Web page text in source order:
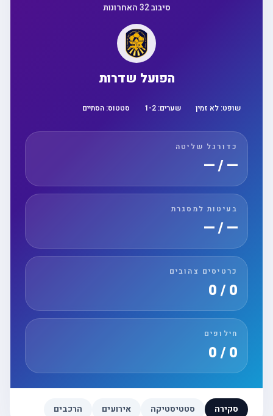
סיבוב 32 האחרונות
הפועל שדרות
שופט:לא זמין שערים: 1 -2 סטטוס:הסתיים
כדורגל שליטה
— / —
בעיטות למסגרת
— / —
כרטיסים צהובים
חילופים
סקירה סטטיסטיקה אירועים הרכבים